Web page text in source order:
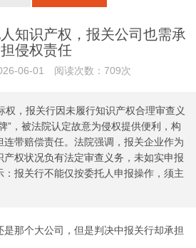
知识产权，报关公司也需承
担侵权责任
06-01 阅读次数：709次
权，报关行因未履行知识产权合理审查义
”，被法院认定故意为侵权提供便利，构
带赔偿责任。法院强调，报关企业作为
权状况负有法定审查义务，未如实申报
：报关行不能仅按委托人申报操作，须主
那个大公司，但是判决中报关行却承担